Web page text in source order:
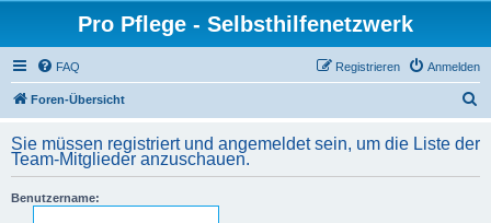
Pro Pflege - Selbsthilfenetzwerk
FAQ Anmelden
Registrieren
Foren-Übersicht
h
Sie müssen registriert und angemeldet sein, um die Liste der
Team-Mitglieder anzuschauen.
Benutzername: